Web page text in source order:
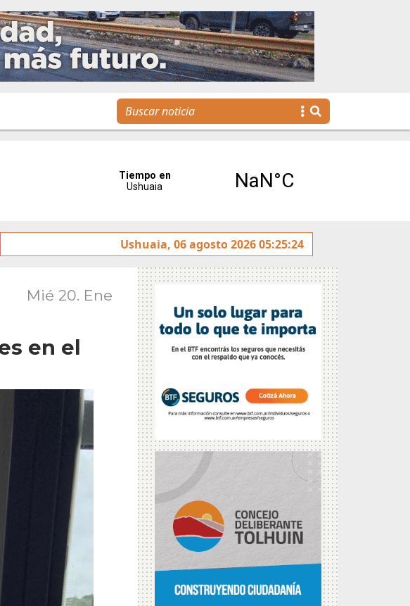
Ideas de los jóvenes llegan a la gestión pública a través de una
Ushuaia, 06 agosto 2026 05:25:24
Mié 20. Ene
en el